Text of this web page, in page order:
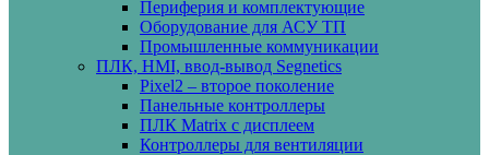
Периферия и комплектующие
Оборудование для АСУ ТП
Промышленные коммуникации
ПЛК, HMI, ввод-вывод Segnetics
Pixel2 – второе поколение
Панельные контроллеры
ПЛК Matrix с дисплеем
Контроллеры для вентиляции